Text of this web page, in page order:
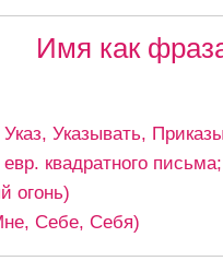
Имя как
Указывать,
квадратного
огонь)
Себе, Себя)